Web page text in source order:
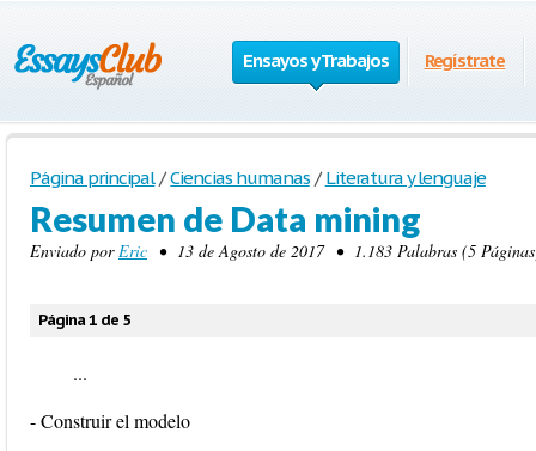
Ensayos y Trabajos Regístrate
Página principal / Ciencias humanas / Literatura y lenguaje
Resumen de Data mining
Enviado porEric • 13 de Agosto de 2017 • 1.183 Palabras (5
Página 1 de 5
...
- Construir el modelo